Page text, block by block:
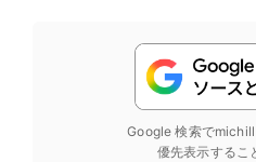
Google 検索で
優先表示するこ